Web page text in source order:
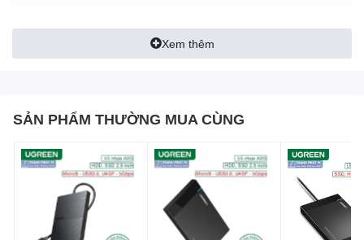
Tốc độ truyền dữ liệu không thay đổi như khi sử dụng cổng USB
Xem thêm
SẢN PHẨM THƯỜNG MUA CÙNG